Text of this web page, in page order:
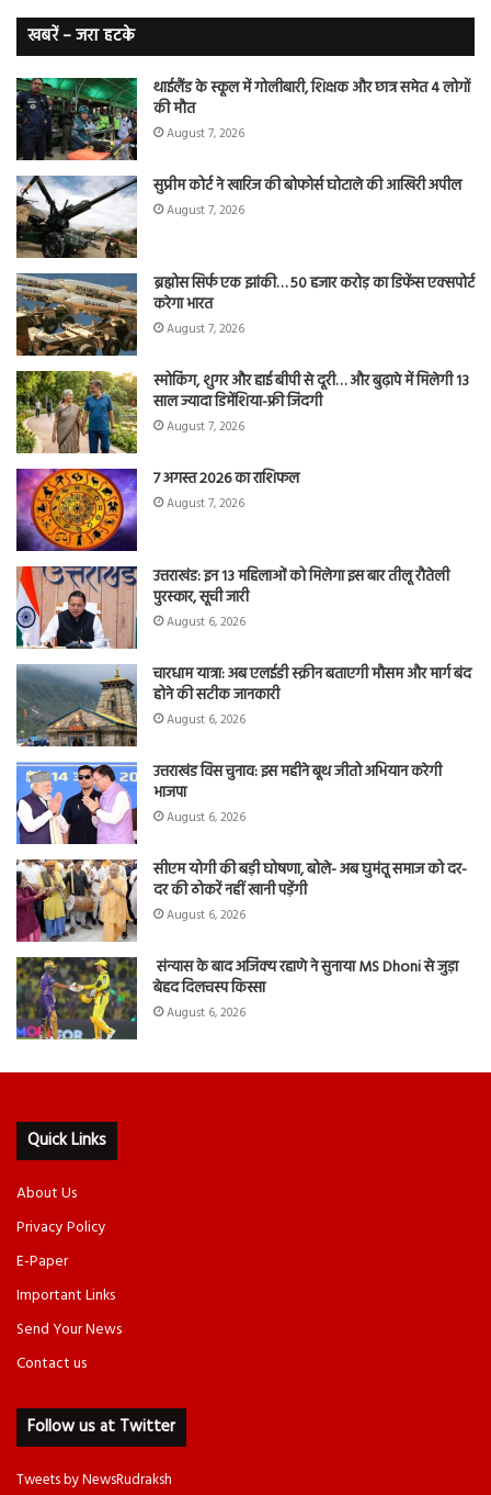
खबरें – जरा हटके
थाईलैंड के स्कूल में गोलीबारी, शिक्षक और छात्र समेत 4 लोगों
की मौत
August 7, 2026
सुप्रीम कोर्ट ने खारिज की बोफोर्स घोटाले की आखिरी अपील
August 7, 2026
ब्रह्मोस सिर्फ एक झांकी… 50 हजार करोड़ का डिफेंस एक्सपोर्ट
करेगा भारत
August 7, 2026
स्मोकिंग, शुगर और हाई बीपी से दूरी… और बुढ़ापे में मिलेगी 13
साल ज्यादा डिमेंशिया-फ्री जिंदगी
August 7, 2026
7 अगस्त 2026 का राशिफल
August 7, 2026
उत्तराखंड: इन 13 महिलाओं को मिलेगा इस बार तीलू रौतेली
पुरस्कार, सूची जारी
August 6, 2026
चारधाम यात्रा: अब एलईडी स्क्रीन बताएगी मौसम और मार्ग बंद
होने की सटीक जानकारी
August 6, 2026
उत्तराखंड विस चुनाव: इस महीने बूथ जीतो अभियान करेगी
भाजपा
August 6, 2026
सीएम योगी की बड़ी घोषणा, बोले- अब घुमंतू समाज को दर-
दर की ठोकरें नहीं खानी पड़ेंगी
August 6, 2026
संन्यास के बाद अजिंक्‍य रहाणे ने सुनाया MS Dhoni से जुड़ा
बेहद दिलचस्प किस्सा
August 6, 2026
Quick Links
About Us
Privacy Policy
E-Paper
Important Links
Send Your News
Contact us
Follow us at Twitter
Tweets by NewsRudraksh